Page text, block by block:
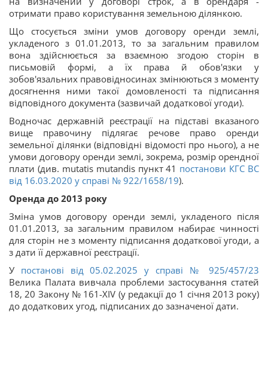
отримати право користування земельною ділянкою.
Що стосується зміни умов договору оренди землі,
укладеного з 01.01.2013, то за загальним правилом
вона здійснюється за взаємною згодою сторін в
письмовій формі, а їх права й обов'язки у
зобов'язальних правовідносинах змінюються з моменту
досягнення ними такої домовленості та підписання
відповідного документа (зазвичай додаткової угоди).
Водночас державній реєстрації на підставі вказаного
вище правочину підлягає речове право оренди
земельної ділянки (відповідні відомості про нього), а не
умови договору оренди землі, зокрема, розмір орендної
плати (див. mutatis mutandis пункт 41 постанови КГС ВС
від 16.03.2020 у справі № 922/1658/19).
Оренда до 2013 року
Зміна умов договору оренди землі, укладеного після
01.01.2013, за загальним правилом набирає чинності
для сторін не з моменту підписання додаткової угоди, а
з дати її державної реєстрації.
У постанові від 05.02.2025 у справі № 925/457/23
Велика Палата вивчала проблеми застосування статей
18, 20 Закону № 161-XIV (у редакції до 1 січня 2013 року)
до додаткових угод, підписаних до зазначеної дати.